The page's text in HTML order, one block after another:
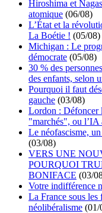
Hiroshima et
atomique (06/08)
L’État et la
La Boétie ! (05/08)
Michigan : Le
démocrate (05/08)
30 % des
des enfants, selon
Pourquoi il faut
gauche (03/08)
Lordon : Défoncer
"marchés", ou l’IA
Le néofascisme,
(03/08)
VERS UNE
POURQUOI
BONIFACE (03/
Votre indifférence
La France sous
néolibéralisme (01/